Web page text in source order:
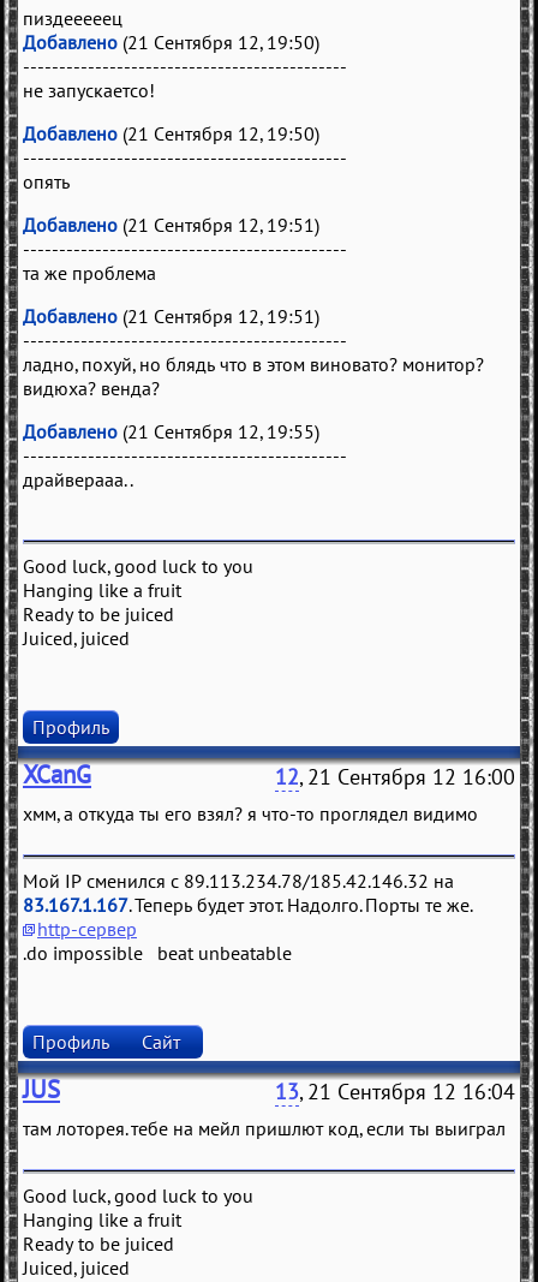
пиздееееец
Добавлено (21 Сентября 12, 19:50)
---------------------------------------------
не запускаетсо!
Добавлено (21 Сентября 12, 19:50)
---------------------------------------------
опять
Добавлено (21 Сентября 12, 19:51)
---------------------------------------------
та же проблема
Добавлено (21 Сентября 12, 19:51)
---------------------------------------------
ладно, похуй, но блядь что в этом виновато? монитор?
видюха? венда?
Добавлено (21 Сентября 12, 19:55)
---------------------------------------------
драйверааа..
Good luck, good luck to you
Hanging like a fruit
Ready to be juiced
Juiced, juiced
Профиль
XCanG 12, 21 Сентября 12 16:00
хмм, а откуда ты его взял? я что-то проглядел видимо
Мой IP сменился с 89.113.234.78/185.42.146.32 на
83.167.1.167. Теперь будет этот. Надолго. Порты те же.
http-сервер
.do impossible beat unbeatable
Профиль Сайт
JUS 13, 21 Сентября 12 16:04
там лоторея. тебе на мейл пришлют код, если ты выиграл
Good luck, good luck to you
Hanging like a fruit
Ready to be juiced
Juiced, juiced